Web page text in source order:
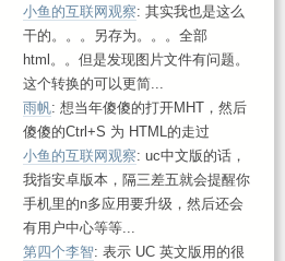
小鱼的互联网观察: 其实我也是这么
干的。。。另存为。。。全部
html。。但是发现图片文件有问题。
这个转换的可以更简...
雨帆: 想当年傻傻的打开MHT，然后
傻傻的Ctrl+S 为 HTML的走过
小鱼的互联网观察: uc中文版的话，
我指安卓版本，隔三差五就会提醒你
手机里的n多应用要升级，然后还会
有用户中心等等...
第四个李智: 表示 UC 英文版用的很